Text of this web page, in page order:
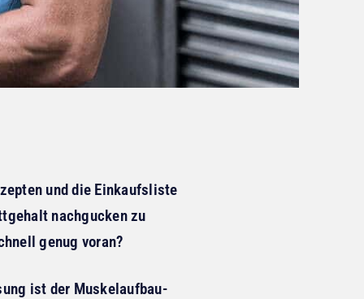
und die Einkaufsliste
nachgucken zu
genug voran?
ist der Muskelaufbau-